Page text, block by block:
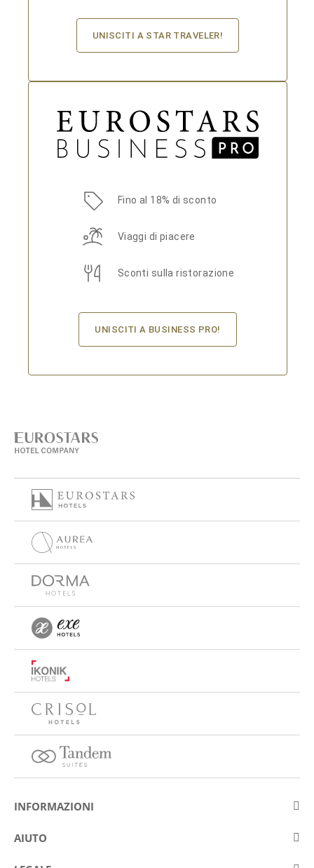
UNISCITI A STAR TRAVELER!
Fino al 18% di sconto
Viaggi di piacere
Sconti sulla ristorazione
UNISCITI A BUSINESS PRO!
INFORMAZIONI
Su Eurostars Hotel Company
AIUTO
Contattare